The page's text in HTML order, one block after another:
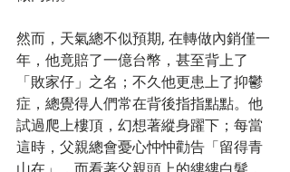
然而，天氣總不似預期, 在轉做內銷僅一
年，他竟賠了一億台幣，甚至背上了
「敗家仔」之名；不久他更患上了抑鬱
症，總覺得人們常在背後指指點點。他
試過爬上樓頂，幻想著縱身躍下；每當
這時，父親總會憂心忡忡勸告「留得青